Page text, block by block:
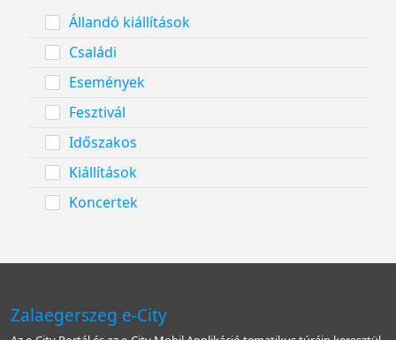
Állandó kiállítások
Családi
Események
Fesztivál
Időszakos
Kiállítások
Koncertek
Zalaegerszeg e-City